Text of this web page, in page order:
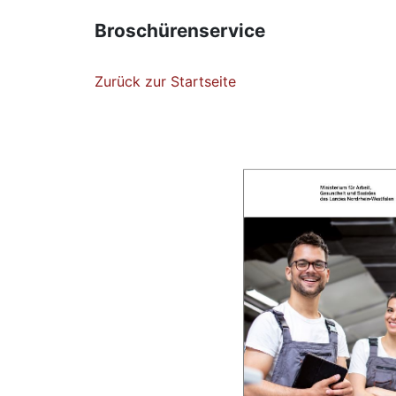
Broschürenservice
Zurück zur Startseite